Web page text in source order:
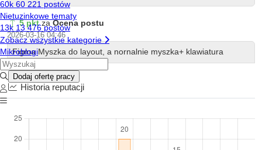
5 pktza Ocena postu
2026-03-16 04:46
Figma Myszka do layout, a nornalnie myszka+ klawiatura
Wektorowa
5 pktza Ocena postu
Figma Myszka do layout, a nornalnie myszka+ klawiatura
Historia reputacji